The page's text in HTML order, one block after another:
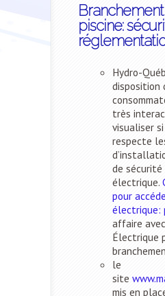
piscine:
Hydro-
disposition
très
visualiser
respecte
de sécurité
électrique.
pour
électrique:
affaire
Électrique
le
site
mis en